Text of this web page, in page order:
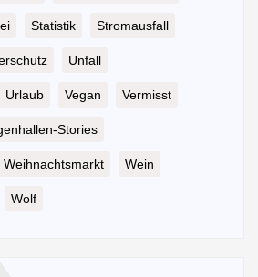
Statistik Stromausfall
Unfall
Urlaub Vegan Vermisst
Stories
Weihnachtsmarkt Wein
Wolf